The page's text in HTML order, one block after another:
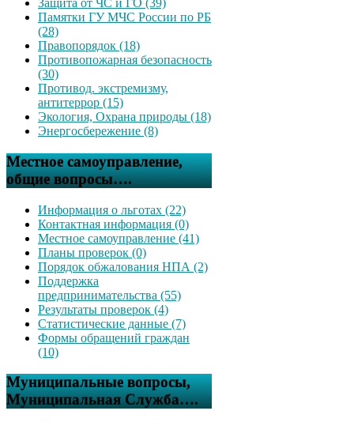
Защита от ЧС и ГО (39)
Памятки ГУ МЧС России по РБ
(28)
Правопорядок (18)
Противопожарная безопасность
(30)
Противод. экстремизму,
антитеррор (15)
Экология, Охрана природы (18)
Энергосбережение (8)
Местное самоуправление,
общие вопросы….
Информация о льготах (22)
Контактная информация (0)
Местное самоуправление (41)
Планы проверок (0)
Порядок обжалования НПА (2)
Поддержка
предпринимательства (55)
Результаты проверок (4)
Статистические данные (7)
Формы обращений граждан
(10)
Муниципальные вопросы,
Муниципальная Служба….